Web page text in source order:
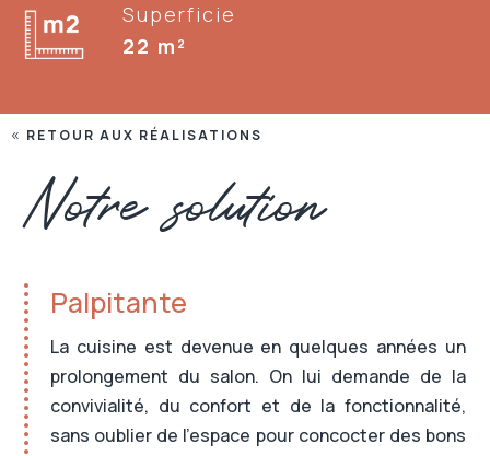
Superficie
22 m²
RETOUR AUX RÉALISATIONS
Notre solution
Palpitante
La cuisine est devenue en quelques années un
prolongement du salon. On lui demande de la
convivialité, du confort et de la fonctionnalité,
sans oublier de l’espace pour concocter des bons